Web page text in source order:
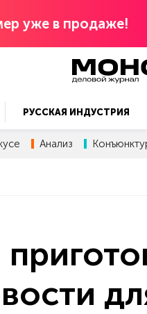
уже в продаже!
РУССКАЯ ИНДУСТРИЯ
Анализ